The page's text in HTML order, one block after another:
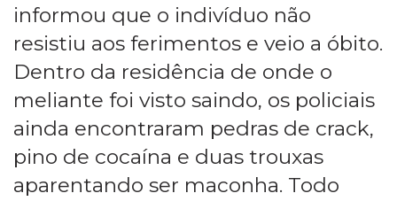
informou que o indivíduo não
resistiu aos ferimentos e veio a óbito.
Dentro da residência de onde o
meliante foi visto saindo, os policiais
ainda encontraram pedras de crack,
pino de cocaína e duas trouxas
aparentando ser maconha. Todo